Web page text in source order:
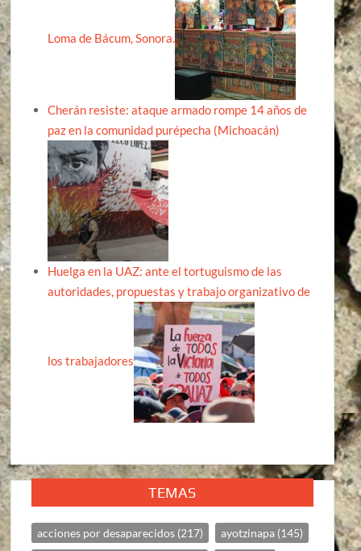
Loma de Bácum, Sonora.
Cherán resiste: ataque armado rompe 14 años de
paz en la comunidad purépecha (Michoacán)
Huelga en la UAZ: ante el tortuguismo de las
autoridades, propuestas y trabajo organizativo de
los trabajadores
TEMAS
acciones por desaparecidos (217) ayotzinapa (145)